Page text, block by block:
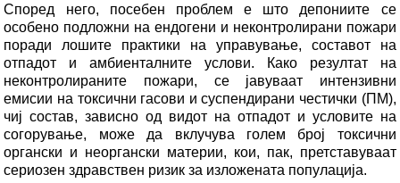
Според него, посебен проблем е што депониите се
особено подложни на ендогени и неконтролирани пожари
поради лошите практики на управување, составот на
отпадот и амбиенталните услови. Како резултат на
неконтролираните пожари, се јавуваат интензивни
емисии на токсични гасови и суспендирани честички (ПM),
чиј состав, зависно од видот на отпадот и условите на
согорување, може да вклучува голем број токсични
органски и неоргански материи, кои, пак, претставуваат
сериозен здравствен ризик за изложената популација.